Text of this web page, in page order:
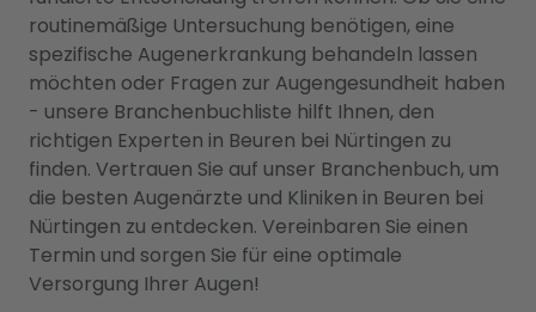
routinemäßige Untersuchung benötigen, eine
spezifische Augenerkrankung behandeln lassen
möchten oder Fragen zur Augengesundheit haben
- unsere Branchenbuchliste hilft Ihnen, den
richtigen Experten in Beuren bei Nürtingen zu
finden. Vertrauen Sie auf unser Branchenbuch, um
die besten Augenärzte und Kliniken in Beuren bei
Nürtingen zu entdecken. Vereinbaren Sie einen
Termin und sorgen Sie für eine optimale
Versorgung Ihrer Augen!